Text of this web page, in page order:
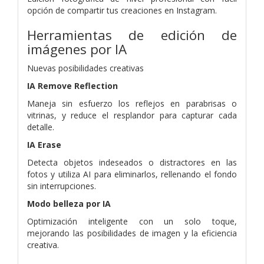
opción de compartir tus creaciones en Instagram.
Herramientas de edición de
imágenes por IA
Nuevas posibilidades creativas
IA Remove Reflection
Maneja sin esfuerzo los reflejos en parabrisas o
vitrinas, y reduce el resplandor para capturar cada
detalle.
IA Erase
Detecta objetos indeseados o distractores en las
fotos y utiliza AI para eliminarlos, rellenando el fondo
sin interrupciones.
Modo belleza por IA
Optimización inteligente con un solo toque,
mejorando las posibilidades de imagen y la eficiencia
creativa.